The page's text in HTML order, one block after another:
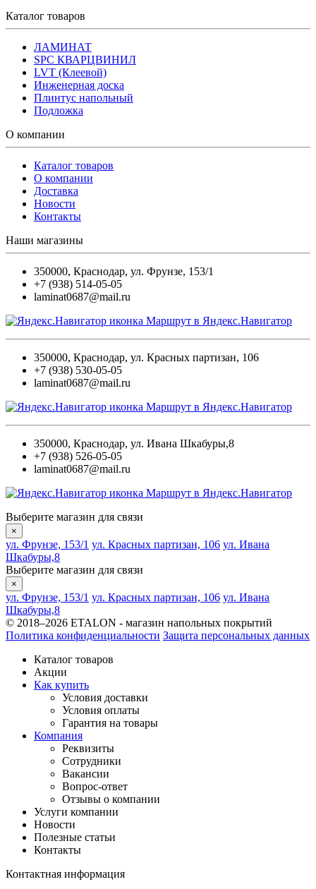
Каталог товаров
ЛАМИНАТ
SPC КВАРЦВИНИЛ
LVT (Клеевой)
Инженерная доска
Плинтус напольный
Подложка
О компании
Каталог товаров
О компании
Доставка
Новости
Контакты
Наши магазины
350000, Краснодар, ул. Фрунзе, 153/1
+7 (938) 514-05-05
laminat0687@mail.ru
Маршрут в Яндекс.Навигатор
350000, Краснодар, ул. Красных партизан, 106
+7 (938) 530-05-05
laminat0687@mail.ru
Маршрут в Яндекс.Навигатор
350000, Краснодар, ул. Ивана Шкабуры,8
+7 (938) 526-05-05
laminat0687@mail.ru
Маршрут в Яндекс.Навигатор
Выберите магазин для связи
×
ул. Фрунзе, 153/1 ул. Красных партизан, 106 ул. Ивана
Шкабуры,8
Выберите магазин для связи
×
ул. Фрунзе, 153/1 ул. Красных партизан, 106 ул. Ивана
Шкабуры,8
© 2018–2026 ETALON - магазин напольных покрытий
Политика конфиденциальности Защита персональных данных
Каталог товаров
Акции
Как купить
Условия доставки
Условия оплаты
Гарантия на товары
Компания
Реквизиты
Сотрудники
Вакансии
Вопрос-ответ
Отзывы о компании
Услуги компании
Новости
Полезные статьи
Контакты
Контактная информация